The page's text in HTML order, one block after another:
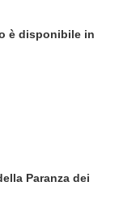
è disponibile in
Paranza dei